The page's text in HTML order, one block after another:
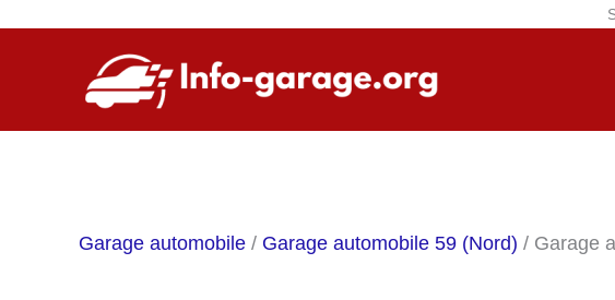
Garage automobile / Garage automobile 59 (Nord) / Garage